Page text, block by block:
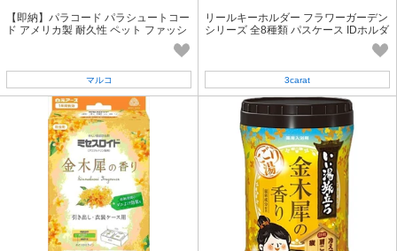
【即納】パラコード パラシュートコー
ド アメリカ製 耐久性 ペット ファッシ
マルコ
リールキーホルダー フラワーガーデン
シリーズ 全8種類 パスケース IDホルダ
3carat